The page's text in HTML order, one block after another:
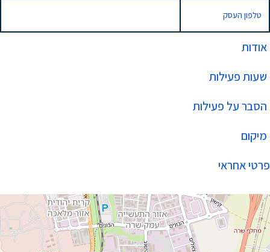
אודות
שעות פעילות
הסבר על פעילות
מיקום
פרטי אחראי
טלפון העסק